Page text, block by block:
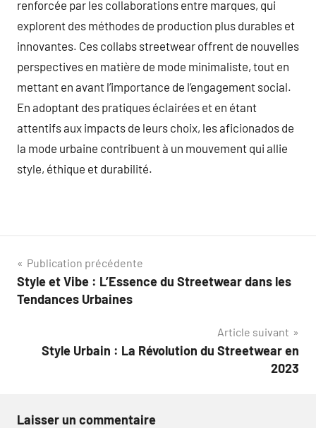
renforcée par les collaborations entre marques, qui
explorent des méthodes de production plus durables et
innovantes. Ces collabs streetwear offrent de nouvelles
perspectives en matière de mode minimaliste, tout en
mettant en avant l’importance de l’engagement social.
En adoptant des pratiques éclairées et en étant
attentifs aux impacts de leurs choix, les aficionados de
la mode urbaine contribuent à un mouvement qui allie
style, éthique et durabilité.
Navigation
de
Publication précédente
Style et Vibe : L’Essence du Streetwear dans les
Tendances Urbaines
Article suivant
Style Urbain : La Révolution du Streetwear en
2023
Laisser un commentaire